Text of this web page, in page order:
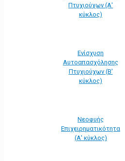
Πτυχιούχων (Α'
κύκλος)
Ενίσχυση
Αυτοαπασχόλησης
Πτυχιούχων (Β'
κύκλος)
Νεοφυής
Επιχειρηματικότητα
(Α' κύκλος)